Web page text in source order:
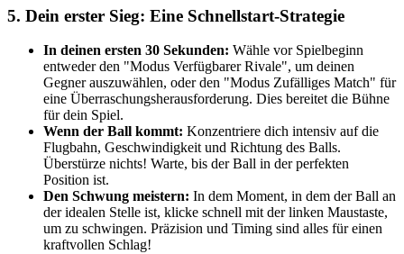
5. Dein erster Sieg: Eine Schnellstart-Strategie
In deinen ersten 30 Sekunden: Wähle vor Spielbeginn
entweder den "Modus Verfügbarer Rivale", um deinen
Gegner auszuwählen, oder den "Modus Zufälliges Match" für
eine Überraschungsherausforderung. Dies bereitet die Bühne
für dein Spiel.
Wenn der Ball kommt: Konzentriere dich intensiv auf die
Flugbahn, Geschwindigkeit und Richtung des Balls.
Überstürze nichts! Warte, bis der Ball in der perfekten
Position ist.
Den Schwung meistern: In dem Moment, in dem der Ball an
der idealen Stelle ist, klicke schnell mit der linken Maustaste,
um zu schwingen. Präzision und Timing sind alles für einen
kraftvollen Schlag!